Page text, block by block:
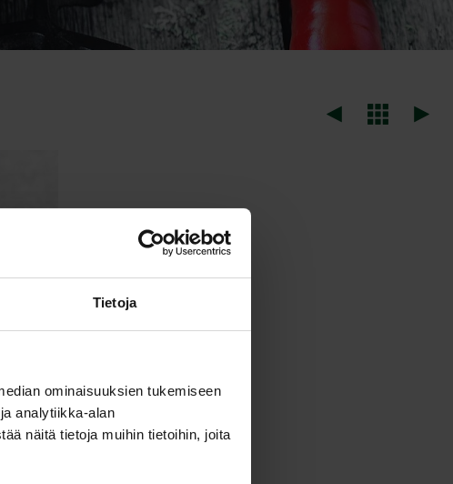
Tietoja
ominaisuuksien tukemiseen
analytiikka-alan
näitä tietoja muihin tietoihin, joita